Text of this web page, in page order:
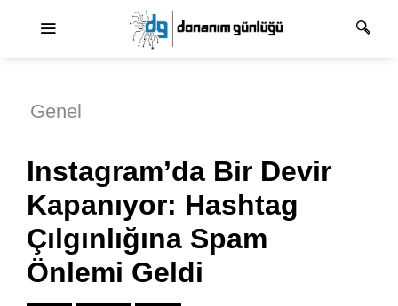
Genel
Instagram’da Bir Devir
Kapanıyor: Hashtag
Çılgınlığına Spam
Önlemi Geldi